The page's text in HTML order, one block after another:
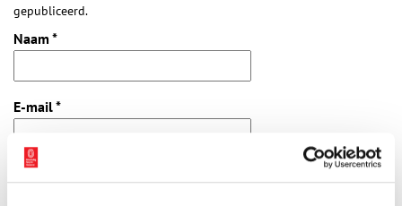
gepubliceerd.
Naam *
E-mail*
Vink dit aan als u op de hoogte gehouden wil worden.